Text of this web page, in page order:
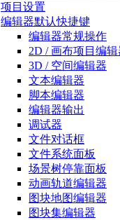
项目设置
编辑器默认快捷键
编辑器常规操作
2D / 画布项目编辑
3D / 空间编辑器
文本编辑器
脚本编辑器
编辑器输出
调试器
文件对话框
文件系统面板
场景树停靠面板
动画轨道编辑器
图块地图编辑器
图块集编辑器